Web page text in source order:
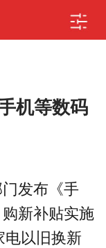
机等数码
发布《手
新补贴实施
电以旧换新